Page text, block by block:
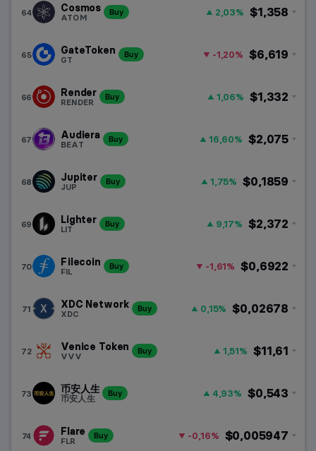
64 Cosmos
ATOM
Buy $1,358
2,03%
65 GateToken
GT
Buy $6,619
-1,20%
66 Render
RENDER
Buy $1,332
1,06%
67 Audiera
BEAT
Buy $2,075
16,60%
68 Jupiter
JUP
Buy $0,1859
1,75%
69 Lighter
LIT
Buy $2,372
9,17%
70 Filecoin
FIL
Buy $0,6922
-1,61%
71 XDC Network
XDC
Buy $0,02678
0,15%
72 Venice Token
VVV
Buy $11,61
1,51%
73 币安人生
币安人生
Buy $0,543
4,93%
74 Flare
FLR
Buy $0,005947
-0,16%